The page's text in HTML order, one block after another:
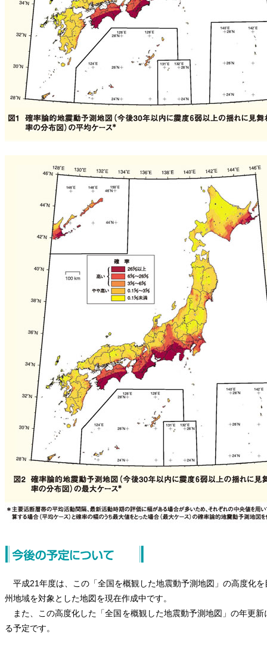
平成21年度は、この「全国を概観した地震動予測地図」の高度化
州地域を対象とした地図を現在作成中です。
また、この高度化した「全国を概観した地震動予測地図」の年更
る予定です。